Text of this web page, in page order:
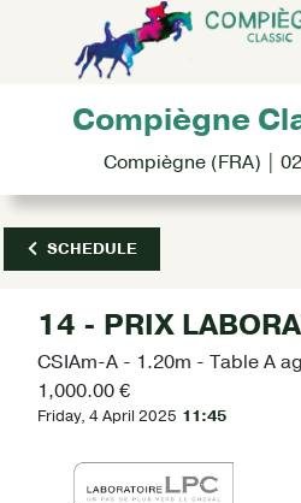
Compiègne
Compiègne (FRA) |
SCHEDULE
14 - PRIX
CSIAm-A - 1.20m - Table A
1,000.00 €
Friday, 4 April 2025 11:45